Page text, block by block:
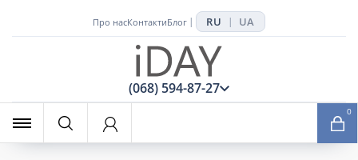
Про насКонтактиБлог | RU | UA
(068) 594-87-27
0